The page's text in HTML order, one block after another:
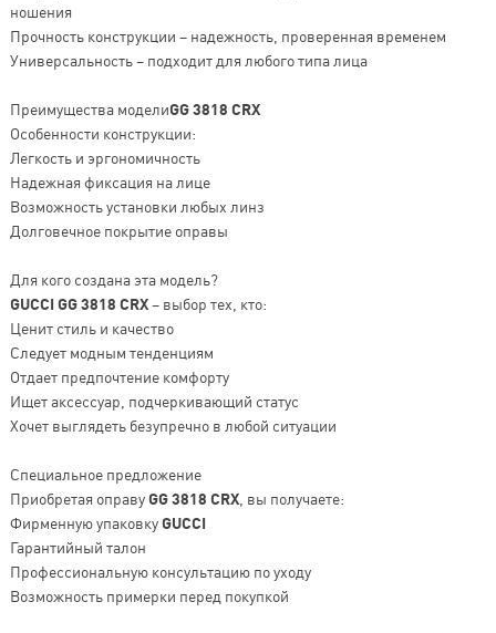
ношения
Прочность конструкции – надежность, проверенная временем
Универсальность – подходит для любого типа лица
Преимущества моделиGG 3818 CRX
Особенности конструкции:
Легкость и эргономичность
Надежная фиксация на лице
Возможность установки любых линз
Долговечное покрытие оправы
Для кого создана эта модель?
GUCCI GG 3818 CRX– выбор тех, кто:
Ценит стиль и качество
Следует модным тенденциям
Отдает предпочтение комфорту
Ищет аксессуар, подчеркивающий статус
Хочет выглядеть безупречно в любой ситуации
Специальное предложение
Приобретая оправуGG 3818 CRX, вы получаете:
Фирменную упаковкуGUCCI
Гарантийный талон
Профессиональную консультацию по уходу
Возможность примерки перед покупкой